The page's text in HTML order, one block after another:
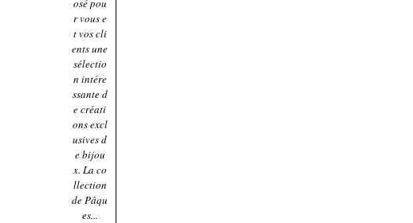
osé pou
r vous e
t vos cli
ents une
sélectio
n intére
ssante d
e créati
ons excl
usives d
e bijou
x. La co
llection
de Pâqu
es...